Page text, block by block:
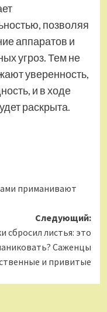
позволяя
аппаратов и
угроз. Тем не
уверенность,
и в ходе
раскрыта.
приманивают
Следующий:
сбросил листья: это
Саженцы
и привитые